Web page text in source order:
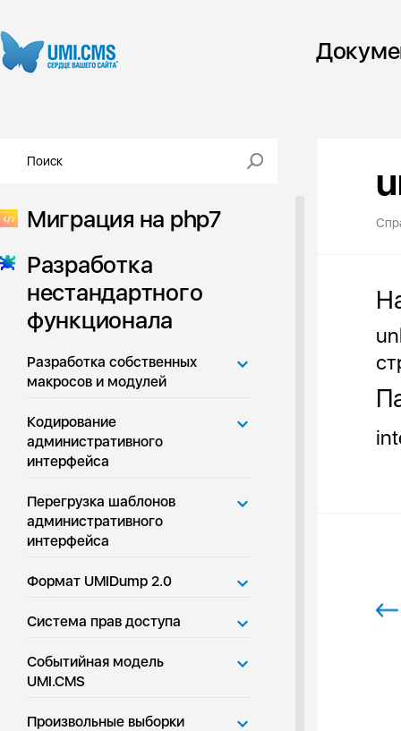
Миграция на php7
Разработка
нестандартного
функционала
Разработка собственных
макросов и модулей
Кодирование
административного
интерфейса
Перегрузка шаблонов
административного
интерфейса
Формат UMIDump 2.0
Система прав доступа
Событийная модель
UMI.CMS
Произвольные выборки